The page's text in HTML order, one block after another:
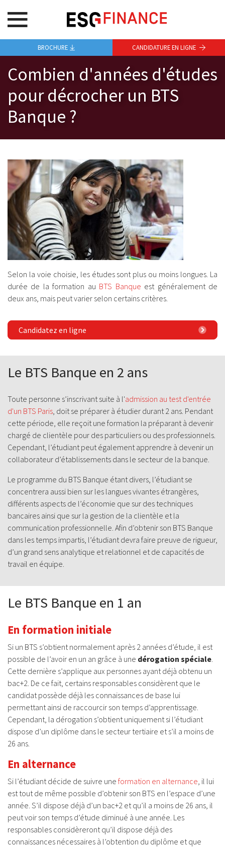
Combien d'années d'études
pour décrocher un BTS
Banque ?
Selon la voie choisie, les études sont plus ou moins longues. La
durée de la formation au BTS Banque est généralement de
deux ans, mais peut varier selon certains critères.
Candidatez en ligne
Le BTS Banque en 2 ans
Toute personne s’inscrivant suite à l'admission au test d'entrée
d'un BTS Paris, doit se préparer à étudier durant 2 ans. Pendant
cette période, elle reçoit une formation la préparant à devenir
chargé de clientèle pour des particuliers ou des professionnels.
Cependant, l’étudiant peut également apprendre à devenir un
collaborateur d’établissements dans le secteur de la banque.
Le programme du BTS Banque étant divers, l’étudiant se
concentrera aussi bien sur les langues vivantes étrangères,
différents aspects de l’économie que sur des techniques
bancaires ainsi que sur la gestion de la clientèle et la
communication professionnelle. Afin d’obtenir son BTS Banque
dans les temps impartis, l’étudiant devra faire preuve de rigueur,
d’un grand sens analytique et relationnel et de capacités de
travail en équipe.
Le BTS Banque en 1 an
En formation initiale
Si un BTS s’obtient normalement après 2 années d’étude, il est
possible de l’avoir en un an grâce à une dérogation spéciale.
Cette dernière s’applique aux personnes ayant déjà obtenu un
bac+2. De ce fait, certains responsables considèrent que le
candidat possède déjà les connaissances de base lui
permettant ainsi de raccourcir son temps d’apprentissage.
Cependant, la dérogation s’obtient uniquement si l’étudiant
dispose d’un diplôme dans le secteur tertiaire et s’il a moins de
26 ans.
En alternance
Si l’étudiant décide de suivre une formation en alternance, il lui
est tout de même possible d’obtenir son BTS en l’espace d’une
année. S’il dispose déjà d’un bac+2 et qu’il a moins de 26 ans, il
peut voir son temps d’étude diminué à une année. Les
responsables considèreront qu’il dispose déjà des
connaissances nécessaires à l’obtention du diplôme et que
BROCHURE CANDIDATURE EN LIGNE